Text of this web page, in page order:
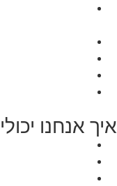
איך אנחנו